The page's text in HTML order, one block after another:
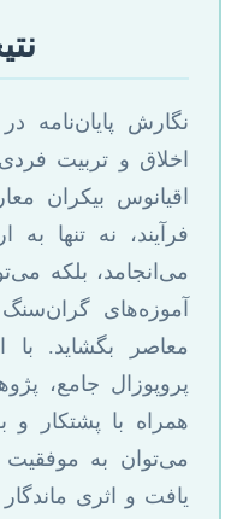
نگارش پایان‌نامه
اخلاق و تربیت
اقیانوس بیکران
فرآیند، نه تنها
می‌انجامد، بلکه
آموزه‌های
معاصر بگشاید. با
پروپوزال جامع،
همراه با پشتکار و
می‌توان به
یافت و اثری